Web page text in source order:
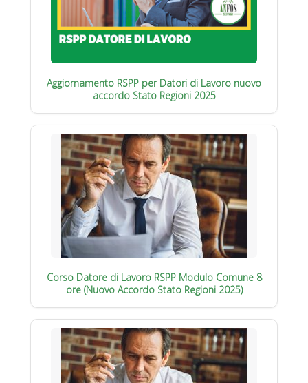
Aggiornamento RSPP per Datori di Lavoro nuovo
accordo Stato Regioni 2025
Corso Datore di Lavoro RSPP Modulo Comune 8
ore (Nuovo Accordo Stato Regioni 2025)